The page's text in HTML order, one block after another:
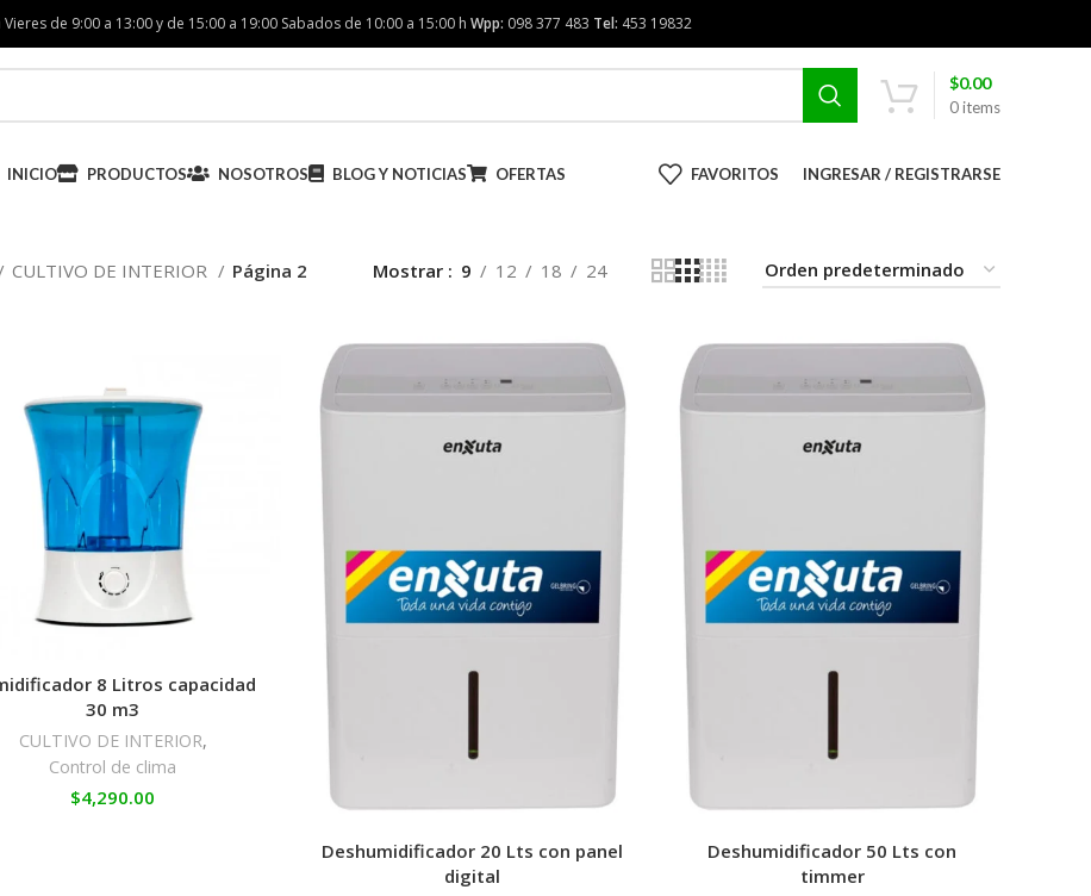
Vieres de 9:00 a 13:00 y de 15:00 a 19:00 Sabados de 10:00 a 15:00 h Wpp: 098 377 483 Tel: 453 19832
0items
$0.00
INICIO PRODUCTOS NOSOTROS BLOG Y NOTICIAS OFERTAS FAVORITOS INGRESAR / REGISTRARSE
CULTIVO DE INTERIOR Página 2 Mostrar 9 12 18 24
8 Litros capacidad
30 m3
CULTIVO DE INTERIOR,
Control de clima
$4,290.00
Deshumidificador 20 Lts con panel
digital
Deshumidificador 50 Lts con
timmer